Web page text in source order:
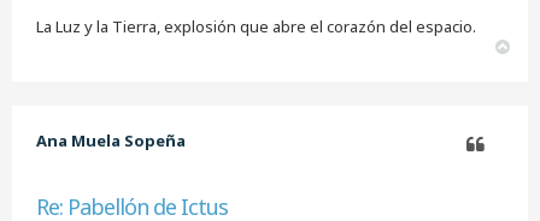
La Luz y la Tierra, explosión que abre el corazón del espacio.
Ana Muela Sopeña
Re: Pabellón de Ictus